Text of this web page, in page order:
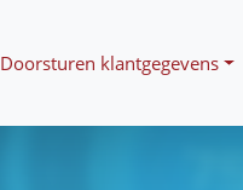
Doorsturen klantgegevens